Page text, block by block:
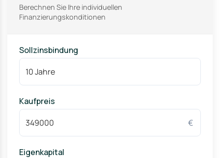
Berechnen Sie Ihre individuellen
Finanzierungskonditionen
Sollzinsbindung
Kaufpreis
€
Eigenkapital